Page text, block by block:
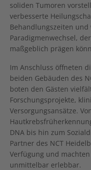
soliden Tumoren
verbesserte
Behandlungszeiten
Paradigmenwechsel,
maßgeblich prägen
Im Anschluss öffneten
beiden Gebäuden des
boten den Gästen
Forschungsprojekte,
Versorgungsansätze.
DNA bis hin zum
Partner des NCT
Verfügung und
unmittelbar erlebbar.